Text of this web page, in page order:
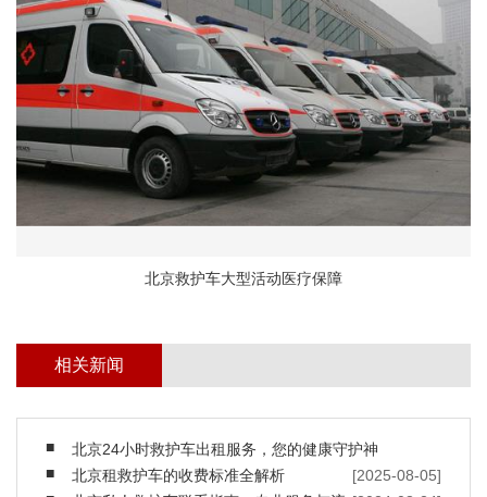
北京救护车大型活动医疗保障
相关新闻
北京24小时救护车出租服务，您的健康守护神
[2025-08-05]
北京租救护车的收费标准全解析